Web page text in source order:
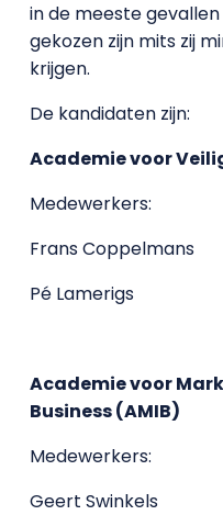
in de meeste
gekozen zijn mits zij
krijgen.
De kandidaten zijn:
Academie voor
Medewerkers:
Frans Coppelmans
Pé Lamerigs
Academie voor
Business (AMIB)
Medewerkers:
Geert Swinkels